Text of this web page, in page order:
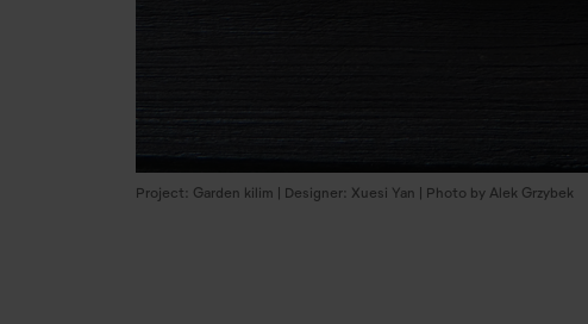
Project: Garden kilim | Designer: Xuesi Yan | Photo by Alek Grzybek